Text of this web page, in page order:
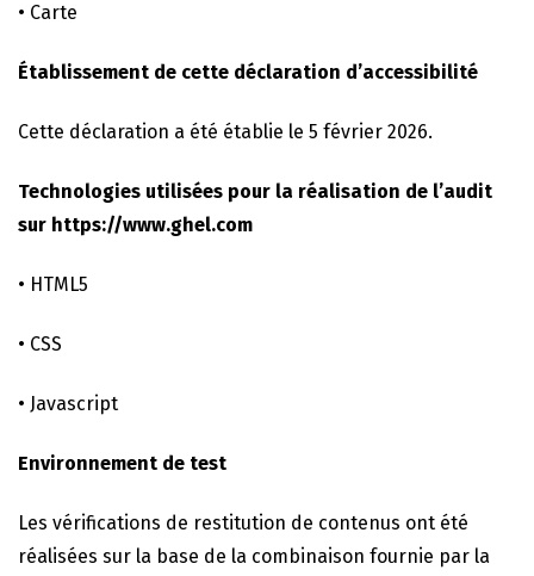
• Carte
Établissement de cette déclaration d’accessibilité
Cette déclaration a été établie le 5 février 2026.
Technologies utilisées pour la réalisation de l’audit
sur https://www.ghel.com
• HTML5
• CSS
• Javascript
Environnement de test
Les vérifications de restitution de contenus ont été
réalisées sur la base de la combinaison fournie par la